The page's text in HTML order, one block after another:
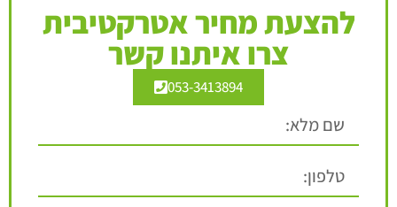
להצעת מחיר אטרקטיבית
צרו איתנו קשר
053-3413894